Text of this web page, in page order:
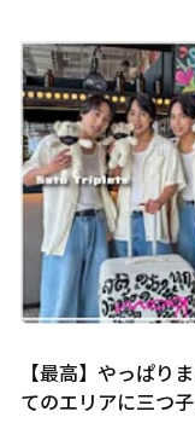
【最高】やっぱり
てのエリアに三つ